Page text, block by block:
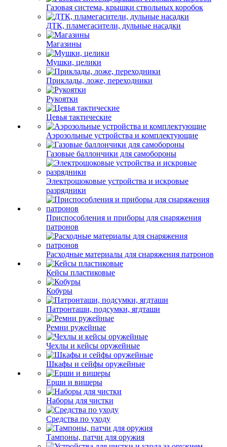
Газовая система, крышки ствольных коробок
ДТК, пламегасители, дульные насадки
Магазины
Мушки, целики
Приклады, ложе, переходники
Рукоятки
Цевья тактические
Аэрозольные устройства и комплектующие
Газовые баллончики для самобороны
Электрошоковые устройства и искровые
разрядники
Приспособления и приборы для снаряжения
патронов
Расходные материалы для снаряжения патронов
Кейсы пластиковые
Кобуры
Патронташи, подсумки, ягдташи
Ремни ружейные
Чехлы и кейсы оружейные
Шкафы и сейфы оружейные
Ерши и вишеры
Наборы для чистки
Средства по уходу
Тампоны, патчи для оружия